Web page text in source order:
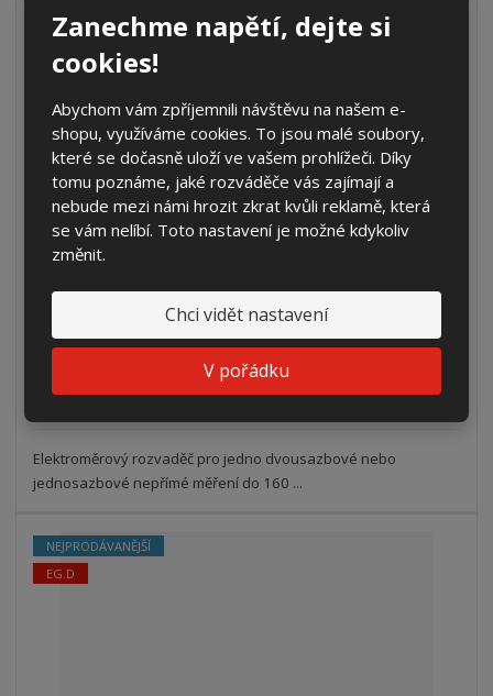
Zanechme napětí, dejte si
cookies!
Abychom vám zpříjemnili návštěvu na našem e-
shopu, využíváme cookies. To jsou malé soubory,
které se dočasně uloží ve vašem prohlížeči. Díky
tomu poznáme, jaké rozváděče vás zajímají a
nebude mezi námi hrozit zkrat kvůli reklamě, která
se vám nelíbí. Toto nastavení je možné kdykoliv
změnit.
Chci vidět nastavení
V pořádku
ČEZ
PERP 160/160/ČEZ vestavná i na sokl (AHV...
Koupit
Elektroměrový rozvaděč pro jedno dvousazbové nebo
jednosazbové nepřímé měření do 160 ...
NEJPRODÁVANĚJŠÍ
EG.D